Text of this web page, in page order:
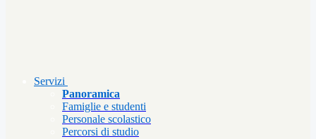
Servizi
Panoramica
Famiglie e studenti
Personale scolastico
Percorsi di studio